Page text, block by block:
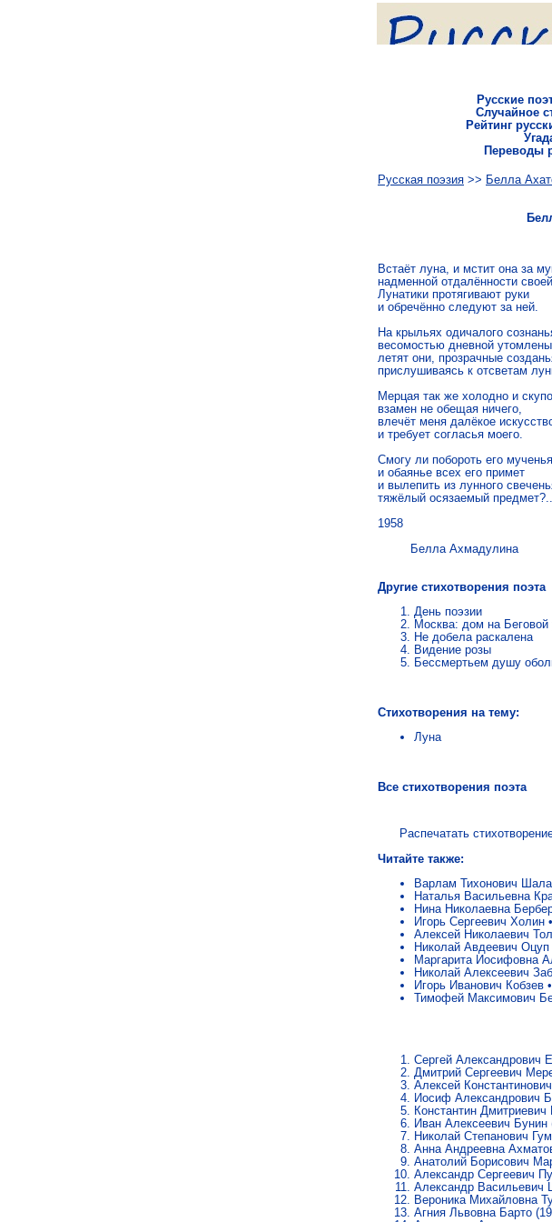
Русские
Случайное
Рейтинг
Переводы
Русская поэзия >> Белла
Встаёт луна, и мстит она за
надменной отдалённости
Лунатики протягивают руки
и обречённо следуют за ней.
На крыльях одичалого
весомостью дневной
летят они, прозрачные
прислушиваясь к отсветам
Мерцая так же холодно и
взамен не обещая ничего,
влечёт меня далёкое
и требует согласья моего.
Смогу ли побороть его мученья
и обаянье всех его примет
и вылепить из лунного
тяжёлый осязаемый предмет?..
1958
Белла Ахмадулина
Другие стихотворения поэта
День поэзии
Москва: дом на Беговой
Не добела раскалена
Видение розы
Бессмертьем душу
Стихотворения на тему:
Луна
Все стихотворения поэта
Распечатать
Читайте также:
Варлам Тихонович
Наталья Васильевна
Нина Николаевна
Игорь Сергеевич Холин •
Алексей Николаевич
Николай Авдеевич Оцуп
Маргарита Иосифовна
Николай Алексеевич
Игорь Иванович Кобзев •
Тимофей Максимович
Сергей Александрович
Дмитрий Сергеевич
Алексей
Иосиф Александрович
Константин
Иван Алексеевич Бунин
Николай Степанович
Анна Андреевна
Анатолий Борисович
Александр Сергеевич
Александр Васильевич
Вероника Михайловна
Агния Львовна Барто